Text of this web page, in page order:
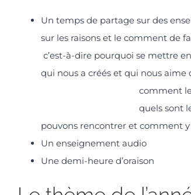
Un temps de partage sur des
sur les raisons et le comment de
c’est-à-dire pourquoi se mettre
qui nous a créés et qui nous aime
comment le
quels sont les
pouvons rencontrer et comment y
Un enseignement audio
Une demi-heure d’oraison